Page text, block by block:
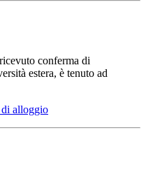
conferma di
estera, è tenuto ad
alloggio